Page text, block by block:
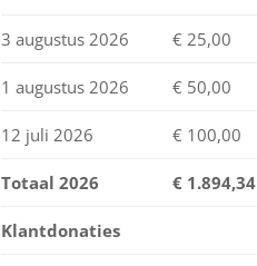
3 augustus 2026 € 25,00
1 augustus 2026 € 50,00
12 juli 2026 € 100,00
Totaal 2026 € 1.894,34
Klantdonaties